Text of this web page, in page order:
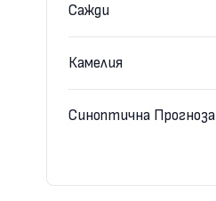
Сажди
Камелия
Синоптична Прогноза